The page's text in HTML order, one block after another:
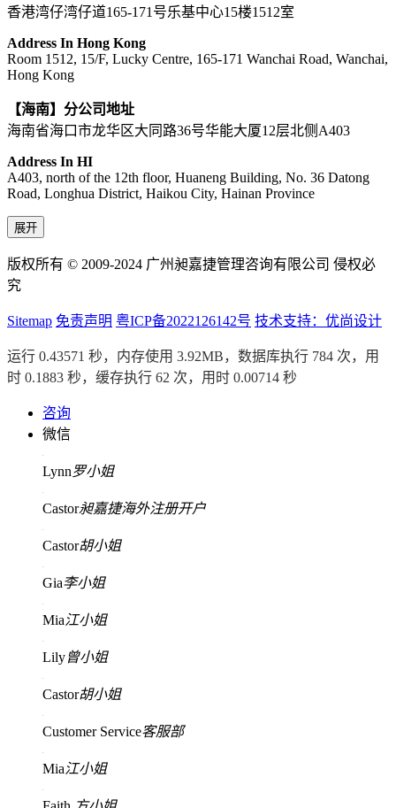
香港湾仔湾仔道165-171号乐基中心15楼1512室
Address In Hong Kong
Room 1512, 15/F, Lucky Centre, 165-171 Wanchai Road, Wanchai,
Hong Kong
【海南】分公司地址
海南省海口市龙华区大同路36号华能大厦12层北侧A403
Address In HI
A403, north of the 12th floor, Huaneng Building, No. 36 Datong
Road, Longhua District, Haikou City, Hainan Province
展开
版权所有 © 2009-2024 广州昶嘉捷管理咨询有限公司 侵权必
究
Sitemap 免责声明 粤ICP备2022126142号 技术支持：优尚设计
运行 0.43571 秒，内存使用 3.92MB，数据库执行 784 次，用
时 0.1883 秒，缓存执行 62 次，用时 0.00714 秒
咨询
微信
Lynn罗小姐
Castor昶嘉捷海外注册开户
Castor胡小姐
Gia李小姐
Mia江小姐
Lily曾小姐
Castor胡小姐
Customer Service客服部
Mia江小姐